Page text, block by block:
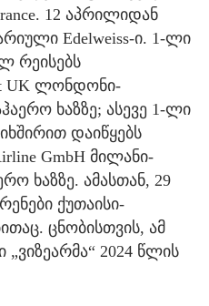
12 აპრილიდან
Edelweiss-ი. 1-ლი
რეისებს
UK ლონდონი-
ხაზზე; ასევე 1-ლი
დაიწყებს
GmbH მილანი-
ხაზზე. ამასთან, 29
ქუთაისი-
ცნობისთვის, ამ
2024 წლის